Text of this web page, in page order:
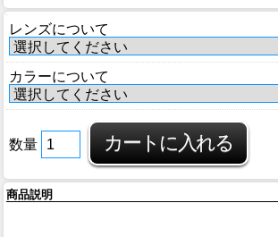
会社概要
COMPANY
インフォメーション
INFORMATION
レンズについて
カラーについて
数量
商品説明